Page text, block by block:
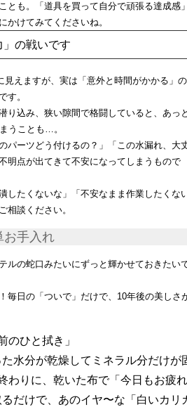
とも。「道具を買って自分で頑張る達成感
かけてみてくださいね。
の戦いです
見えますが、実は 「意外と時間がかかる」 の
す。
り込み、狭い隙間で格闘していると、あっ
うことも…。
パーツどう付けるの？」「この水漏れ、大
明点が出てきて不安になってしまう もので
したくないな」「不安なまま作業したくな
相談ください。
お手入れ
ルの蛇口みたいにずっと輝かせておきたい
毎日の 「ついで」 だけで、10年後の美しさ
のひと拭き」
水分が乾燥してミネラル分だけが
わりに、乾いた布で「今日もお疲れ
だけで、あのイヤ〜な「白いカリ